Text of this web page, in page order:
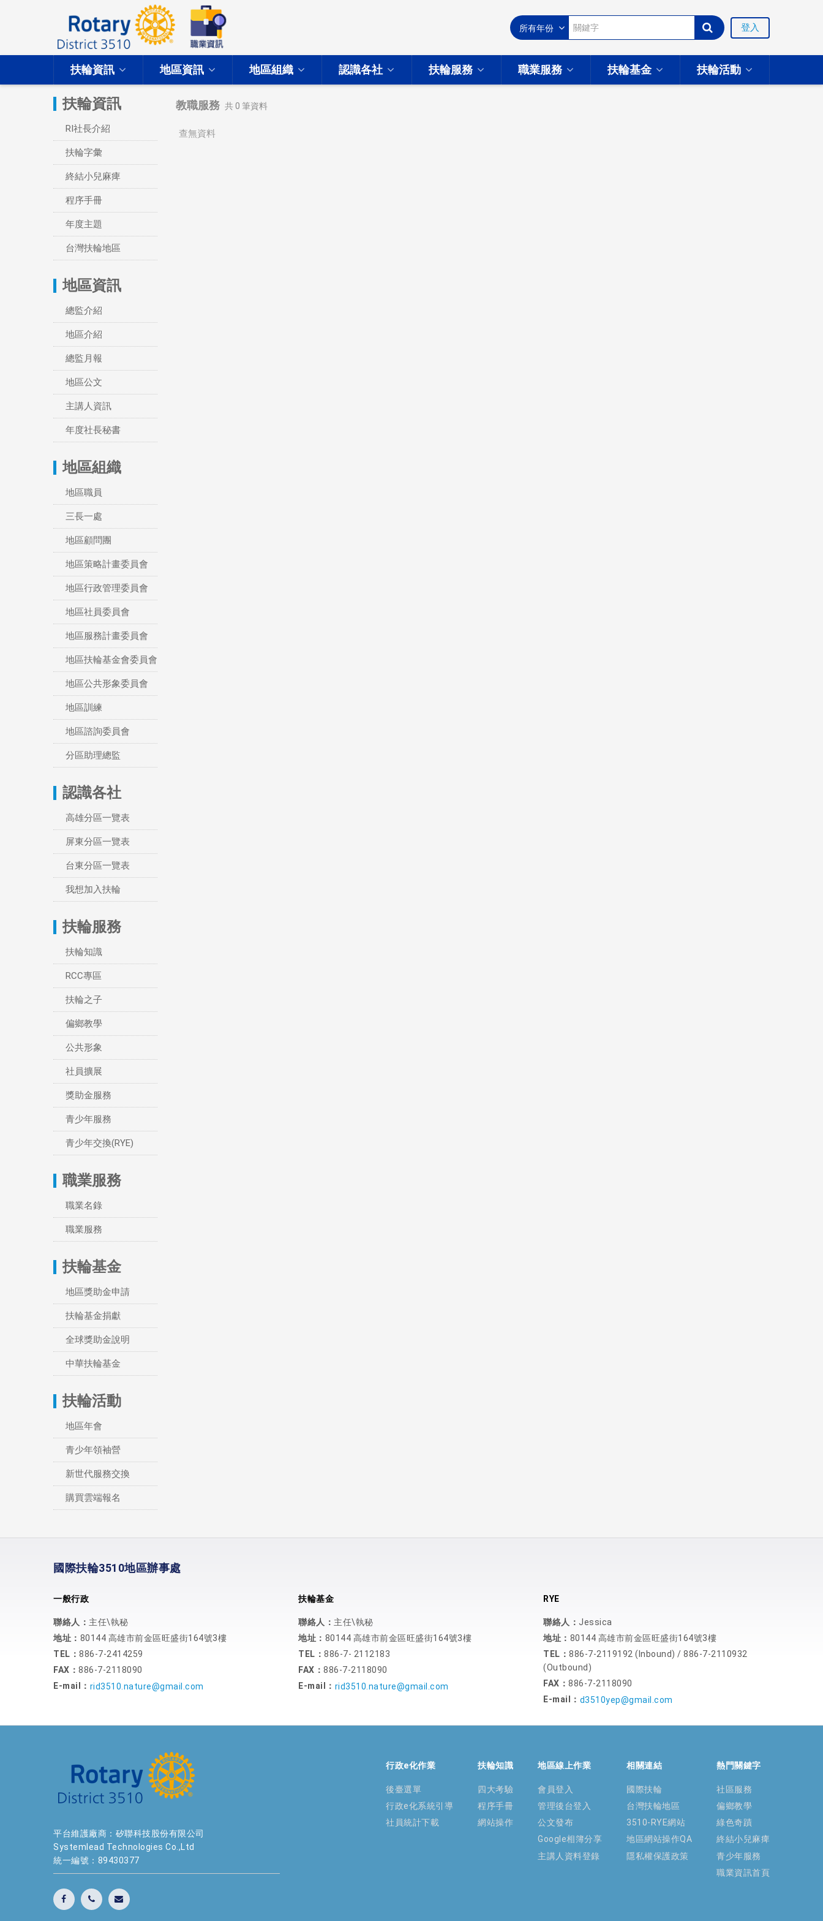
登入
扶輪資訊 地區資訊 地區組織 認識各社 扶輪服務 職業服務 扶輪基金 扶輪活動
扶輪資訊
RI社長介紹
扶輪字彙
終結小兒麻痺
程序手冊
年度主題
台灣扶輪地區
地區資訊
總監介紹
地區介紹
總監月報
地區公文
主講人資訊
年度社長秘書
地區組織
地區職員
三長一處
地區顧問團
地區策略計畫委員會
地區行政管理委員會
地區社員委員會
地區服務計畫委員會
地區扶輪基金會委員會
地區公共形象委員會
地區訓練
地區諮詢委員會
分區助理總監
認識各社
高雄分區一覽表
屏東分區一覽表
台東分區一覽表
我想加入扶輪
扶輪服務
扶輪知識
RCC專區
扶輪之子
偏鄉教學
公共形象
社員擴展
獎助金服務
青少年服務
青少年交換(RYE)
職業服務
職業名錄
職業服務
扶輪基金
地區獎助金申請
扶輪基金捐獻
全球獎助金說明
中華扶輪基金
扶輪活動
地區年會
青少年領袖營
新世代服務交換
購買雲端報名
教職服務 共0 筆資料
查無資料
國際扶輪3510地區辦事處
一般行政
聯絡人： 主任\執秘
地址： 80144 高雄市前金區旺盛街164號3樓
TEL： 886-7-2414259
FAX： 886-7-2118090
E-mail： rid3510.nature@gmail.com
扶輪基金
聯絡人： 主任\執秘
地址： 80144 高雄市前金區旺盛街164號3樓
TEL： 886-7- 2112183
FAX： 886-7-2118090
E-mail： rid3510.nature@gmail.com
RYE
聯絡人： Jessica
地址： 80144 高雄市前金區旺盛街164號3樓
TEL： 886-7-2119192 (Inbound) / 886-7-2110932
(Outbound)
FAX： 886-7-2118090
E-mail： d3510yep@gmail.com
平台維護廠商：矽聯科技股份有限公司
Systemlead Technologies Co.,Ltd
統一編號：89430377
熱門關鍵字
社區服務
偏鄉教學
綠色奇蹟
終結小兒麻痺
青少年服務
職業資訊首頁
相關連結
國際扶輪
台灣扶輪地區
3510-RYE網站
地區網站操作QA
隱私權保護政策
地區線上作業
會員登入
管理後台登入
公文發布
Google相簿分享
主講人資料登錄
扶輪知識
四大考驗
程序手冊
網站操作
行政e化作業
後臺選單
行政e化系統引導
社員統計下載